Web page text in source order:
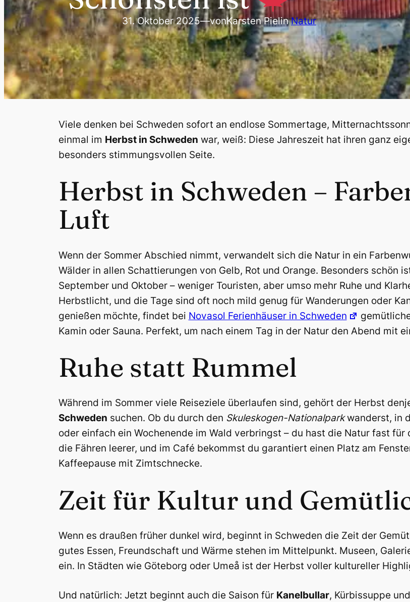
31. Oktober 2025—vonKarsten PielinNatur
Viele denken bei Schweden sofort an endlose Sommertage,
einmal im Herbst in Schweden war, weiß: Diese Jahreszeit hat ihren ganz
besonders stimmungsvollen Seite.
Herbst in Schweden –
Luft
Wenn der Sommer Abschied nimmt, verwandelt sich die Natur in ein
Wälder in allen Schattierungen von Gelb, Rot und Orange. Besonders schön
September und Oktober – weniger Touristen, aber umso mehr Ruhe und
Herbstlicht, und die Tage sind oft noch mild genug für Wanderungen oder
genießen möchte, findet bei Novasol Ferienhäuser in Schweden
Kamin oder Sauna. Perfekt, um nach einem Tag in der Natur den Abend mit
Ruhe statt Rummel
Während im Sommer viele Reiseziele überlaufen sind, gehört der Herbst
Schweden suchen. Ob du durch den Skuleskogen-Nationalparkwanderst, in
oder einfach ein Wochenende im Wald verbringst – du hast die Natur fast
die Fähren leerer, und im Café bekommst du garantiert einen Platz am
Kaffeepause mit Zimtschnecke.
Zeit für Kultur und
Wenn es draußen früher dunkel wird, beginnt in Schweden die Zeit der
gutes Essen, Freundschaft und Wärme stehen im Mittelpunkt. Museen,
ein. In Städten wie Göteborg oder Umeå ist der Herbst voller kultureller
Und natürlich: Jetzt beginnt auch die Saison für Kanelbullar, Kürbissuppe